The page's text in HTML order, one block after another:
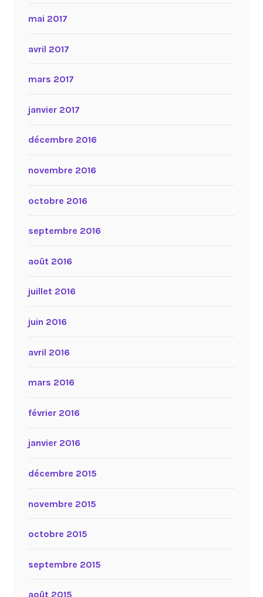
mai 2017
avril 2017
mars 2017
janvier 2017
décembre 2016
novembre 2016
octobre 2016
septembre 2016
août 2016
juillet 2016
juin 2016
avril 2016
mars 2016
février 2016
janvier 2016
décembre 2015
novembre 2015
octobre 2015
septembre 2015
août 2015